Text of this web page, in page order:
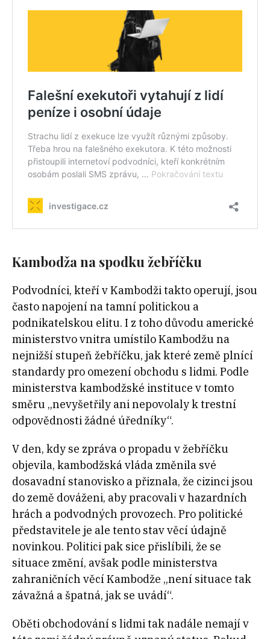
Kambodža na spodku žebříčku
Podvodníci, kteří v Kambodži takto operují, jsou
často napojení na tamní politickou a
podnikatelskou elitu. I z toho důvodu americké
ministerstvo vnitra umístilo Kambodžu na
nejnižší stupeň žebříčku, jak které země plnící
standardy pro omezení obchodu s lidmi. Podle
ministerstva kambodžské instituce v tomto
směru „nevyšetřily ani nepovolaly k trestní
odpovědnosti žádné úředníky“.
V den, kdy se zpráva o propadu v žebříčku
objevila, kambodžská vláda změnila své
dosavadní stanovisko a přiznala, že cizinci jsou
do země dováženi, aby pracovali v hazardních
hrách a podvodných provozech. Pro politické
představitele je ale tento stav věcí údajně
novinkou. Politici pak sice přislíbili, že se
situace změní, avšak podle ministerstva
zahraničních věcí Kambodže „není situace tak
závažná a špatná, jak se uvádí“.
Oběti obchodování s lidmi tak nadále nemají v